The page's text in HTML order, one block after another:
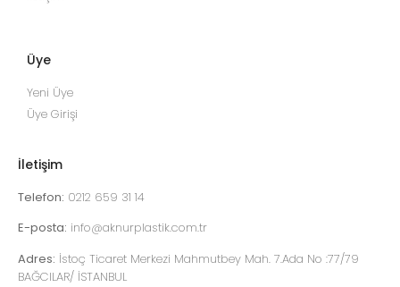
Üye
Yeni Üye
Üye Girişi
İletişim
Telefon: 0212 659 31 14
E-posta: info@aknurplastik.com.tr
Adres: İstoç Ticaret Merkezi Mahmutbey Mah. 7.Ada No :77/79
BAĞCILAR/ İSTANBUL